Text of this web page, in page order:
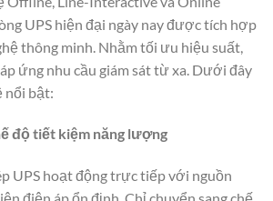
UPS hiện đại ngày nay được tích hợp
thông minh. Nhằm tối ưu hiệu suất,
ứng nhu cầu giám sát từ xa. Dưới đây
nổi bật:
độ tiết kiệm năng lượng
UPS hoạt động trực tiếp với nguồn